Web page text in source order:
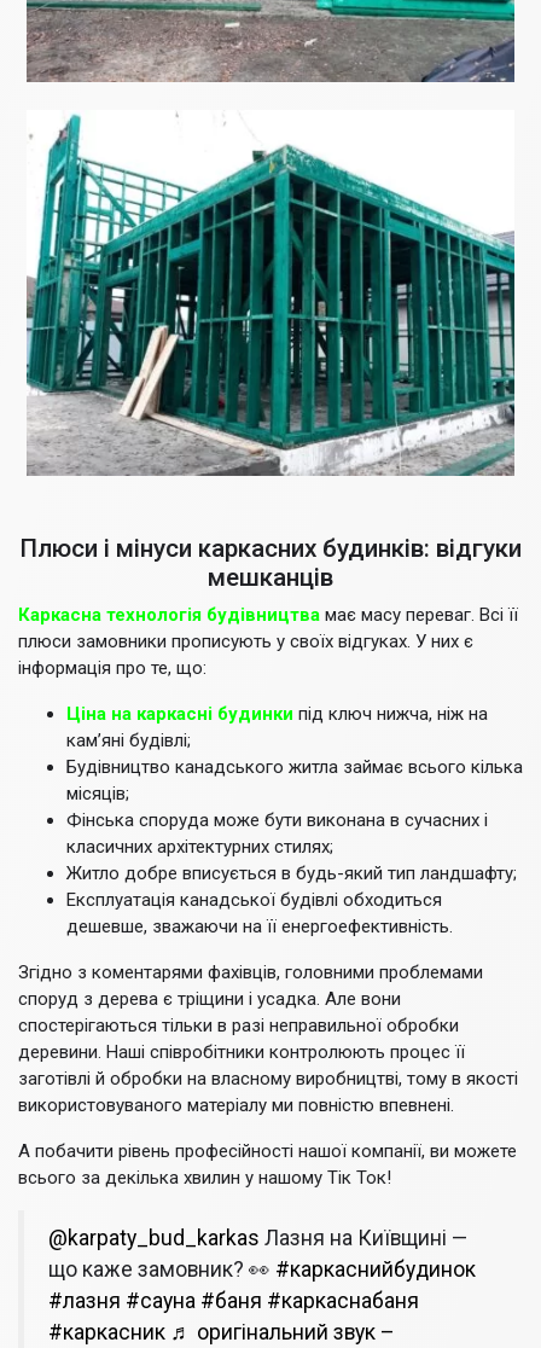
Плюси і мінуси каркасних будинків: відгуки
мешканців
Каркасна технологія будівництва має масу переваг. Всі її
плюси замовники прописують у своїх відгуках. У них є
інформація про те, що:
Ціна на каркасні будинки під ключ нижча, ніж на
кам’яні будівлі;
Будівництво канадського житла займає всього кілька
місяців;
Фінська споруда може бути виконана в сучасних і
класичних архітектурних стилях;
Житло добре вписується в будь-який тип ландшафту;
Експлуатація канадської будівлі обходиться
дешевше, зважаючи на її енергоефективність.
Згідно з коментарями фахівців, головними проблемами
споруд з дерева є тріщини і усадка. Але вони
спостерігаються тільки в разі неправильної обробки
деревини. Наші співробітники контролюють процес її
заготівлі й обробки на власному виробництві, тому в якості
використовуваного матеріалу ми повністю впевнені.
А побачити рівень професійності нашої компанії, ви можете
всього за декілька хвилин у нашому Тік Ток!
@karpaty_bud_karkas Лазня на Київщині —
що каже замовник? 👀 #каркаснийбудинок
#лазня #сауна #баня #каркаснабаня
#каркасник ♬ оригінальний звук –